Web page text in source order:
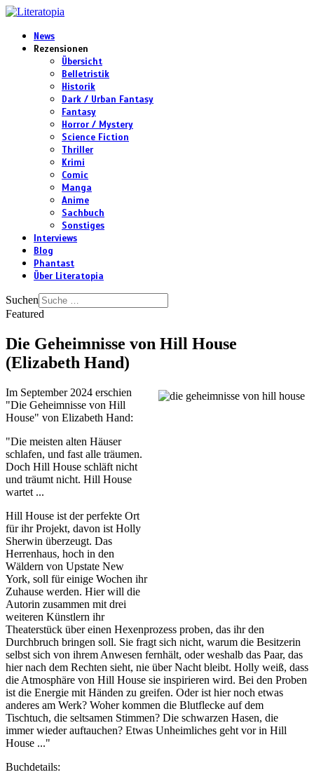
News
Rezensionen
Übersicht
Belletristik
Historik
Dark / Urban Fantasy
Fantasy
Horror / Mystery
Science Fiction
Thriller
Krimi
Comic
Manga
Anime
Sachbuch
Sonstiges
Interviews
Blog
Phantast
Über Literatopia
Suchen
Featured
Die Geheimnisse von Hill House
(Elizabeth Hand)
Im September 2024 erschien
"Die Geheimnisse von Hill
House" von Elizabeth Hand:
"Die meisten alten Häuser
schlafen, und fast alle träumen.
Doch Hill House schläft nicht
und träumt nicht. Hill House
wartet ...
Hill House ist der perfekte Ort
für ihr Projekt, davon ist Holly
Sherwin überzeugt. Das
Herrenhaus, hoch in den
Wäldern von Upstate New
York, soll für einige Wochen ihr
Zuhause werden. Hier will die
Autorin zusammen mit drei
weiteren Künstlern ihr
Theaterstück über einen Hexenprozess proben, das ihr den
Durchbruch bringen soll. Sie fragt sich nicht, warum die Besitzerin
selbst sich von ihrem Anwesen fernhält, oder weshalb das Paar, das
hier nach dem Rechten sieht, nie über Nacht bleibt. Holly weiß, dass
die Atmosphäre von Hill House sie inspirieren wird. Bei den Proben
ist die Energie mit Händen zu greifen. Oder ist hier noch etwas
anderes am Werk? Woher kommen die Blutflecke auf dem
Tischtuch, die seltsamen Stimmen? Die schwarzen Hasen, die
immer wieder auftauchen? Etwas Unheimliches geht vor in Hill
House ..."
Buchdetails: